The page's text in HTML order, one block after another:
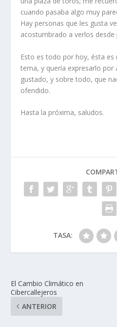
cuando pasaba algo muy
Hay personas que les gusta
acostumbrado a verlos desde
Esto es todo por hoy, ésta
tema, y quería expresarlo por
gustado, y sobre todo, que
ofendido.
Hasta la próxima, saludos.
TASA:
El Cambio Climático en
Cibercallejeros
ANTERIOR